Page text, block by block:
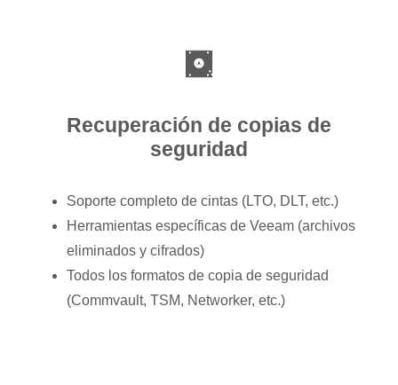
Recuperación de copias de
seguridad
Soporte completo de cintas (LTO, DLT, etc.)
Herramientas específicas de Veeam (archivos
eliminados y cifrados)
Todos los formatos de copia de seguridad
(Commvault, TSM, Networker, etc.)